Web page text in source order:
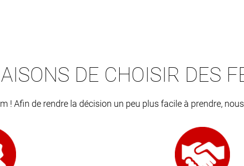
DE CHOISIR DES
! Afin de rendre la décision un peu plus facile à prendre,